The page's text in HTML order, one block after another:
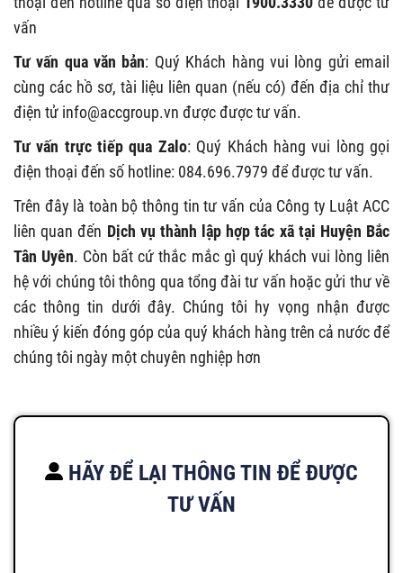
vấn
Tư vấn qua văn bản: Quý Khách hàng vui lòng gửi email
cùng các hồ sơ, tài liệu liên quan (nếu có) đến địa chỉ thư
điện tử info@accgroup.vn được được tư vấn.
Tư vấn trực tiếp qua Zalo: Quý Khách hàng vui lòng gọi
điện thoại đến số hotline: 084.696.7979 để được tư vấn.
Trên đây là toàn bộ thông tin tư vấn của Công ty Luật ACC
liên quan đến Dịch vụ thành lập hợp tác xã tại Huyện Bắc
Tân Uyên. Còn bất cứ thắc mắc gì quý khách vui lòng liên
hệ với chúng tôi thông qua tổng đài tư vấn hoặc gửi thư về
các thông tin dưới đây. Chúng tôi hy vọng nhận được
nhiều ý kiến đóng góp của quý khách hàng trên cả nước để
chúng tôi ngày một chuyên nghiệp hơn
HÃY ĐỂ LẠI THÔNG TIN ĐỂ ĐƯỢC
TƯ VẤN